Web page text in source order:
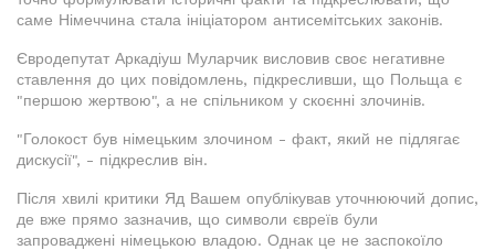
саме Німеччина стала ініціатором антисемітських законів.
Євродепутат Аркадіуш Муларчик висловив своє негативне
ставлення до цих повідомлень, підкресливши, що Польща є
"першою жертвою", а не спільником у скоєнні злочинів.
"Голокост був німецьким злочином - факт, який не підлягає
дискусії", - підкреслив він.
Після хвилі критики Яд Вашем опублікував уточнюючий допис,
де вже прямо зазначив, що символи євреїв були
запроваджені німецькою владою. Однак це не заспокоїло